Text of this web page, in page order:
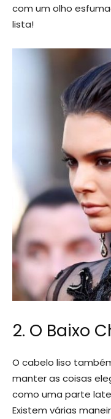
com um olho
lista!
2. O Baixo
O cabelo liso
manter as coisas
como uma parte
Existem várias